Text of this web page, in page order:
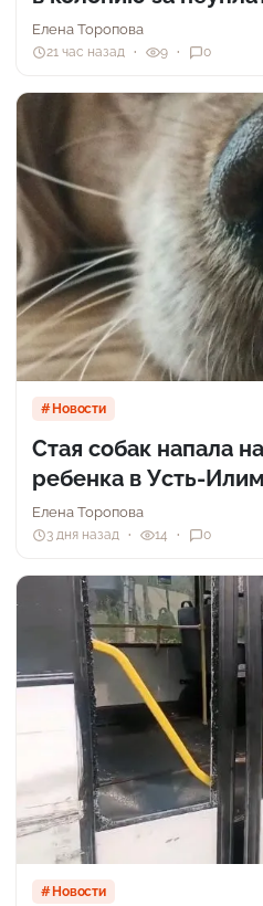
Елена Торопова
21 час назад 9 0
Новости
Стая собак напала
ребенка в Усть-
Елена Торопова
3 дня назад 14 0
Новости